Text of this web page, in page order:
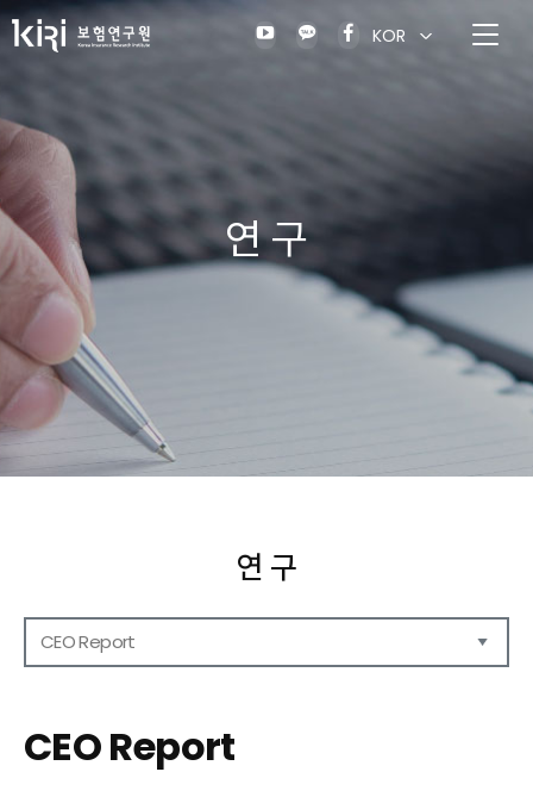
KOR
연 구
연 구
CEO Report
CEO Brief
영상자료
CEO Report